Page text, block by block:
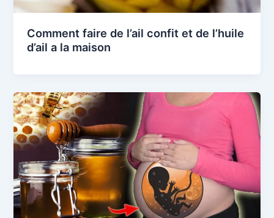
Comment faire de l’ail confit et de l’huile
d’ail a la maison